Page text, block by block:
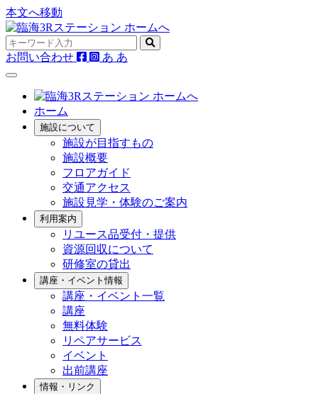
本文へ移動
お問い合わせ あ あ
ホーム
施設について
施設が目指すもの
施設概要
フロアガイド
交通アクセス
施設見学・体験のご案内
利用案内
リユース品受付・提供
資源回収について
研修室の貸出
講座・イベント情報
講座・イベント一覧
講座
無料体験
リペアサービス
イベント
出前講座
情報・リンク